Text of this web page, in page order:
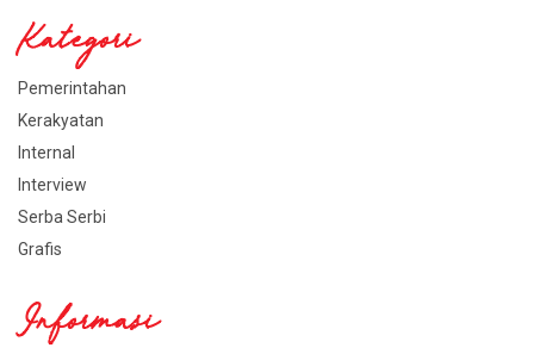
Kategori
Pemerintahan
Kerakyatan
Internal
Interview
Serba Serbi
Grafis
Informasi